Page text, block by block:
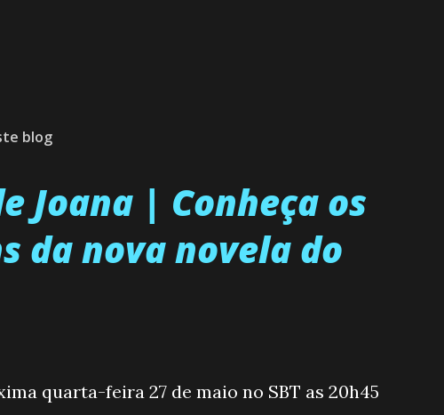
blog
Joana | Conheça os
da nova novela do
quarta-feira 27 de maio no SBT as 20h45